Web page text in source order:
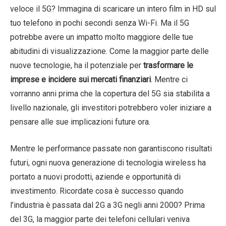
veloce il 5G? Immagina di scaricare un intero film in HD sul
tuo telefono in pochi secondi senza Wi-Fi. Ma il 5G
potrebbe avere un impatto molto maggiore delle tue
abitudini di visualizzazione. Come la maggior parte delle
nuove tecnologie, ha il potenziale per trasformare le
imprese e incidere sui mercati finanziari. Mentre ci
vorranno anni prima che la copertura del 5G sia stabilita a
livello nazionale, gli investitori potrebbero voler iniziare a
pensare alle sue implicazioni future ora.
Mentre le performance passate non garantiscono risultati
futuri, ogni nuova generazione di tecnologia wireless ha
portato a nuovi prodotti, aziende e opportunità di
investimento. Ricordate cosa è successo quando
l’industria è passata dal 2G a 3G negli anni 2000? Prima
del 3G, la maggior parte dei telefoni cellulari veniva